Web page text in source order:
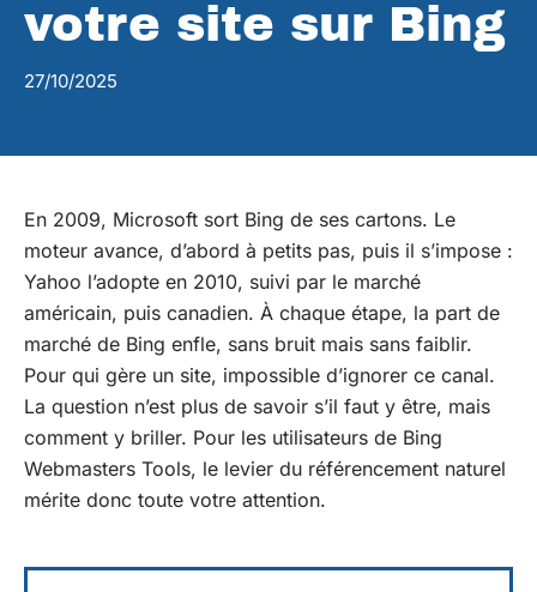
votre site sur Bing
27/10/2025
En 2009, Microsoft sort Bing de ses cartons. Le
moteur avance, d’abord à petits pas, puis il s’impose :
Yahoo l’adopte en 2010, suivi par le marché
américain, puis canadien. À chaque étape, la part de
marché de Bing enfle, sans bruit mais sans faiblir.
Pour qui gère un site, impossible d’ignorer ce canal.
La question n’est plus de savoir s’il faut y être, mais
comment y briller. Pour les utilisateurs de Bing
Webmasters Tools, le levier du référencement naturel
mérite donc toute votre attention.